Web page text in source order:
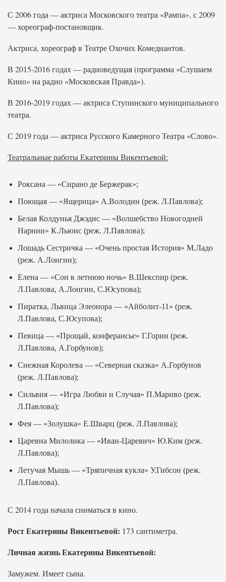
С 2006 года — актриса Московского театра «Рампа», с 2009
— хореограф-постановщик.
Актриса, хореограф в Театре Охочих Комедиантов.
В 2015-2016 годах — радиоведущая (программа «Слушаем
Кино» на радио «Московская Правда»).
В 2016-2019 годах — актриса Ступинского муниципального
театра.
С 2019 года — актриса Русского Камерного Театра «Слово».
Театральные работы Екатерины Викентьевой:
Роксана — «Сирано де Бержерак»;
Поющая — «Ящерица» А.Володин (реж. Л.Павлова);
Белая Колдунья Джэдис — «Волшебство Новогодней
Нарнии» К.Льюис (реж. Л.Павлова);
Лошадь Сестричка — «Очень простая История» М.Ладо
(реж. А.Лонгин);
Елена — «Сон в летнюю ночь» В.Шекспир (реж.
Л.Павлова, А.Лонгин, С.Юсупова);
Пиратка, Львица Элеонора — «Айболит-11» (реж.
Л.Павлова, С.Юсупова);
Певица — «Прощай, конферансье» Г.Горин (реж.
Л.Павлова, А.Горбунов);
Снежная Королева — «Северная сказка» А.Горбунов
(реж. Л.Павлова);
Сильвия — «Игра Любви и Случая» П.Мариво (реж.
Л.Павлова);
Фея — «Золушка» Е.Шварц (реж. Л.Павлова);
Царевна Милолика — «Иван-Царевич» Ю.Ким (реж.
Л.Павлова);
Летучая Мышь — «Тряпичная кукла» У.Гибсон (реж.
Л.Павлова).
С 2014 года начала сниматься в кино.
Рост Екатерины Викентьевой: 173 сантиметра.
Личная жизнь Екатерины Викентьевой:
Замужем. Имеет сына.